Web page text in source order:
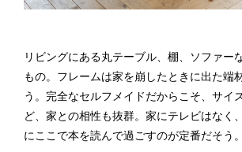
リビングにある丸テーブル、棚、ソファー
もの。フレームは家を崩したときに出た端
う。完全なセルフメイドだからこそ、サイ
ど、家との相性も抜群。家にテレビはなく
にここで本を読んで過ごすのが定番だそう。